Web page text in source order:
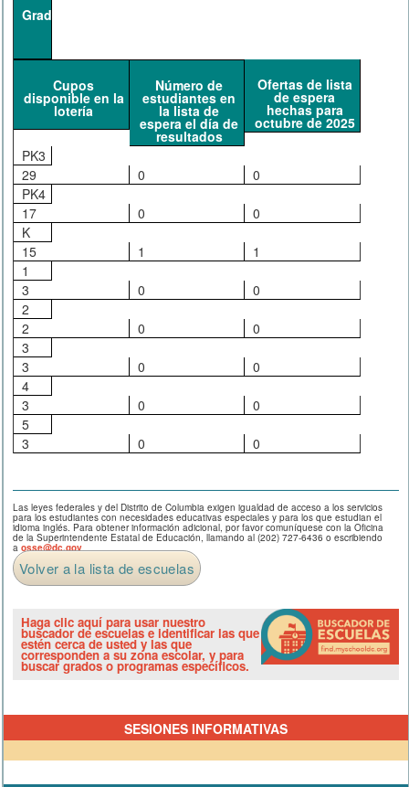
Grado
Cupos
disponible en la
lotería
Número de
estudiantes en
la lista de
espera el día de
resultados
Ofertas de lista
de espera
hechas para
octubre de 2025
PK3
29
0
0
PK4
17
0
0
K
15
1
1
1
3
0
0
2
2
0
0
3
3
0
0
4
3
0
0
5
3
0 0
Las leyes federales y del Distrito de Columbia exigen igualdad de acceso a los servicios
para los estudiantes con necesidades educativas especiales y para los que estudian el
idioma inglés. Para obtener información adicional, por favor comuníquese con la Oficina
de la Superintendente Estatal de Educación, llamando al (202) 727-6436 o escribiendo
a osse@dc.gov
Volver a la lista de escuelas
Haga clic aquí para usar nuestro
buscador de escuelas e identificar las que
estén cerca de usted y las que
corresponden a su zona escolar, y para
buscar grados o programas específicos.
SESIONES INFORMATIVAS